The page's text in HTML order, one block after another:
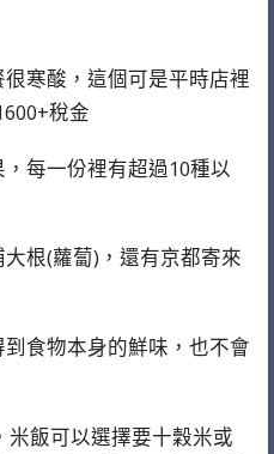
寒酸，這個可是平時店裡
稅金
每一份裡有超過10種以
根(蘿蔔)，還有京都寄來
食物本身的鮮味，也不會
米飯可以選擇要十穀米或